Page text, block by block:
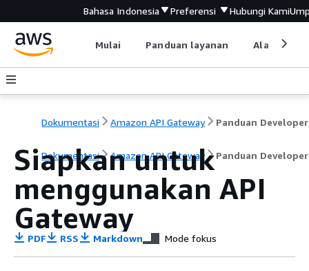
Bahasa Indonesia Preferensi Hubungi Kami
Mulai Panduan layanan Alat
Dokumentasi Amazon API Gateway Panduan Developer
Dokumentasi Amazon API Gateway Panduan Developer
Siapkan untuk
menggunakan API
Gateway
PDF RSS Markdown Mode fokus